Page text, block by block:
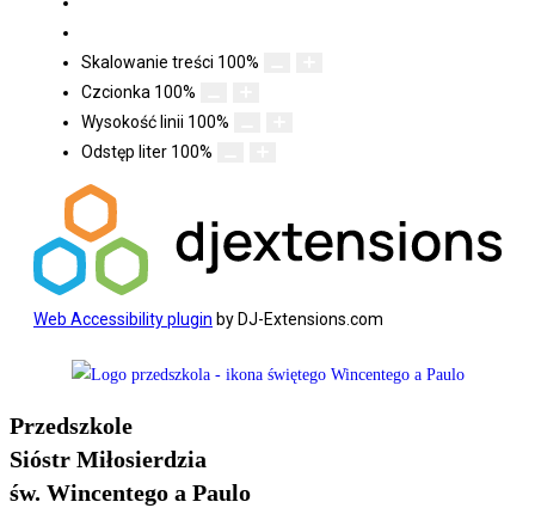
Skalowanie treści 100%
Czcionka 100%
Wysokość linii 100%
Odstęp liter 100%
Web Accessibility plugin by DJ-Extensions.com
Przedszkole
Sióstr Miłosierdzia
św. Wincentego a Paulo